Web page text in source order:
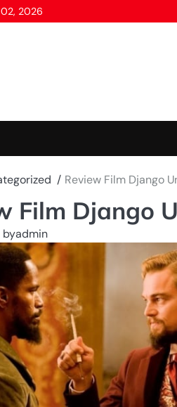
2026
Review Film Django
Film Django
byadmin